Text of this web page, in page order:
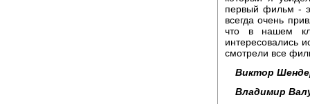
первый фильм -
всегда очень
что в нашем
интересовались
смотрели все
Виктор
Владимир